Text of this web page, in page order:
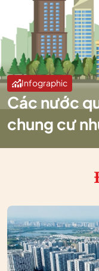
Infographic
Các nước
chung cư